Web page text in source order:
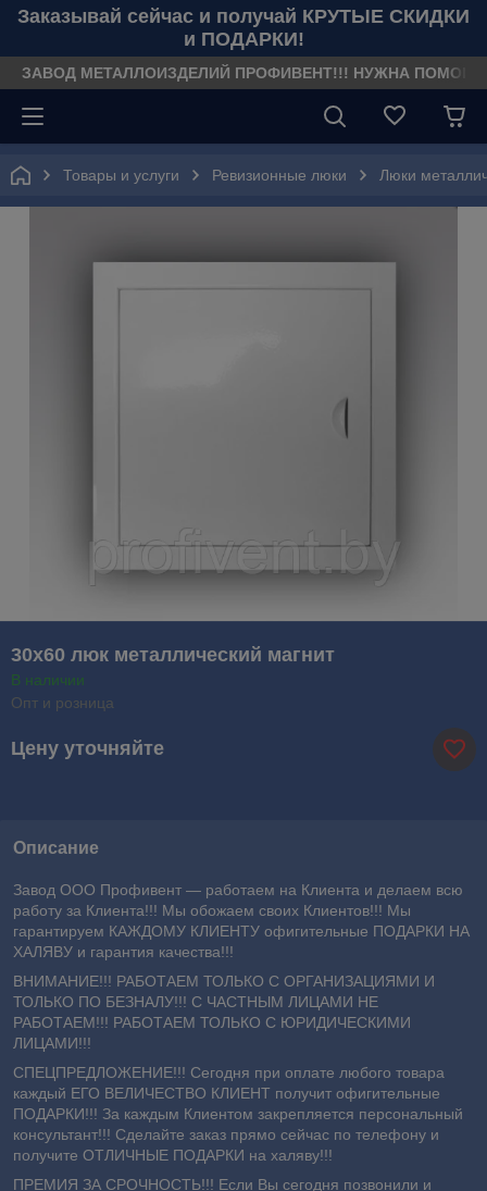
Заказывай сейчас и получай КРУТЫЕ СКИДКИ
и ПОДАРКИ!
ЗАВОД МЕТАЛЛОИЗДЕЛИЙ ПРОФИВЕНТ!!! НУЖНА
Товары и услуги Ревизионные люки Люки
30х60 люк металлический магнит
В наличии
Опт и розница
Цену уточняйте
Описание
Завод ООО Профивент ― работаем на Клиента и делаем всю
работу за Клиента!!! Мы обожаем своих Клиентов!!! Мы
гарантируем КАЖДОМУ КЛИЕНТУ офигительные ПОДАРКИ НА
ХАЛЯВУ и гарантия качества!!!
ВНИМАНИЕ!!! РАБОТАЕМ ТОЛЬКО С ОРГАНИЗАЦИЯМИ И
ТОЛЬКО ПО БЕЗНАЛУ!!! С ЧАСТНЫМ ЛИЦАМИ НЕ
РАБОТАЕМ!!! РАБОТАЕМ ТОЛЬКО С ЮРИДИЧЕСКИМИ
ЛИЦАМИ!!!
СПЕЦПРЕДЛОЖЕНИЕ!!! Сегодня при оплате любого товара
каждый ЕГО ВЕЛИЧЕСТВО КЛИЕНТ получит офигительные
ПОДАРКИ!!! За каждым Клиентом закрепляется персональный
консультант!!! Сделайте заказ прямо сейчас по телефону и
получите ОТЛИЧНЫЕ ПОДАРКИ на халяву!!!
ПРЕМИЯ ЗА СРОЧНОСТЬ!!! Если Вы сегодня позвонили и